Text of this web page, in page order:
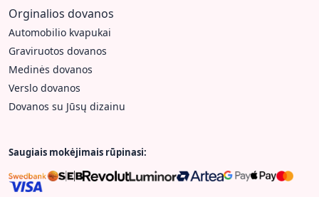
Orginalios dovanos
Automobilio kvapukai
Graviruotos dovanos
Medinės dovanos
Verslo dovanos
Dovanos su Jūsų dizainu
Saugiais mokėjimais rūpinasi: